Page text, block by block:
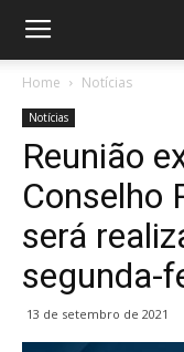
Home Notícias
Notícias
Reunião
Conselho
será
segunda-
13 de setembro de 2021